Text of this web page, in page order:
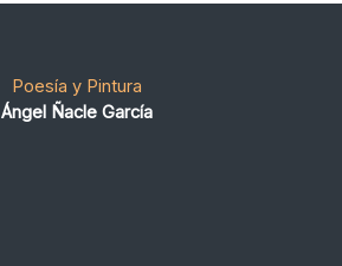
Poesía y Pintura
Ángel Ñacle García